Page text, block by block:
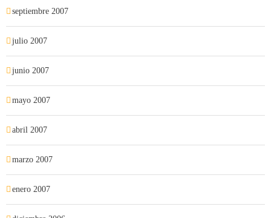
septiembre 2007
julio 2007
junio 2007
mayo 2007
abril 2007
marzo 2007
enero 2007